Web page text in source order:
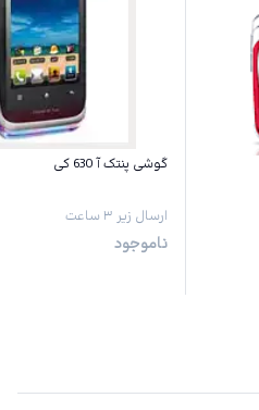
گوشی پنتک آ 630 کی
ارسال زیر ۳ ساعت
ناموجود